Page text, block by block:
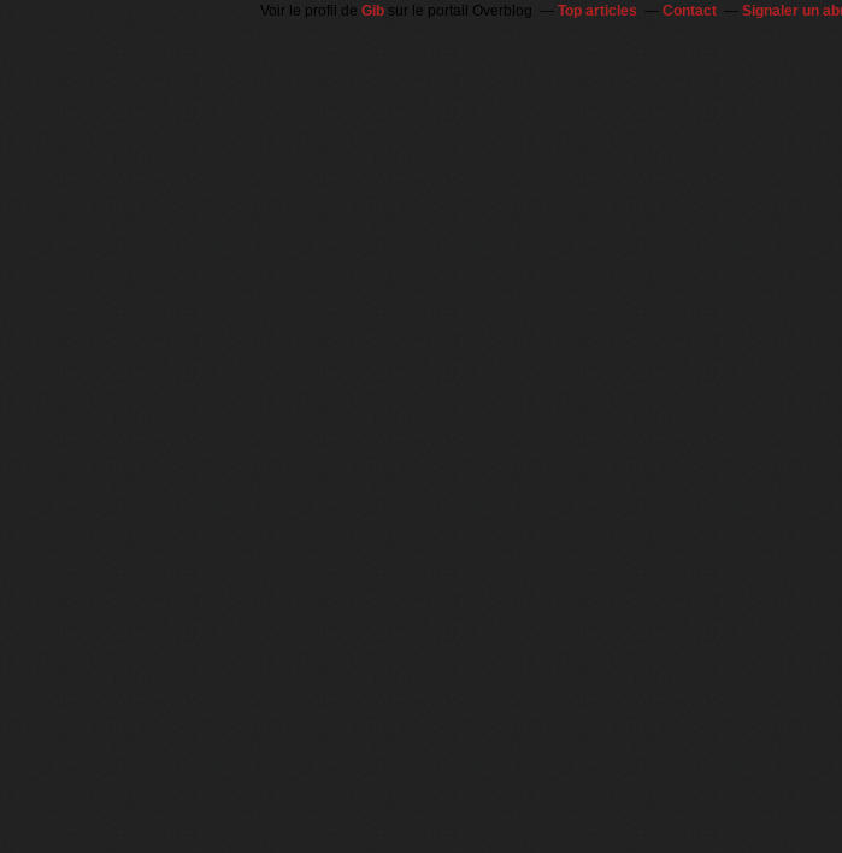
Voir le profil de Gib sur le portail Overblog Top articles Contact Signaler un